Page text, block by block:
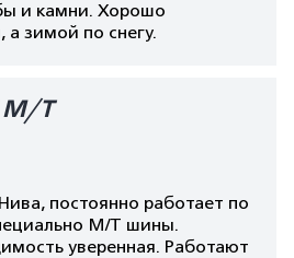
и камни. Хорошо
а зимой по снегу.
M/T
постоянно работает по
М/Т шины.
уверенная. Работают